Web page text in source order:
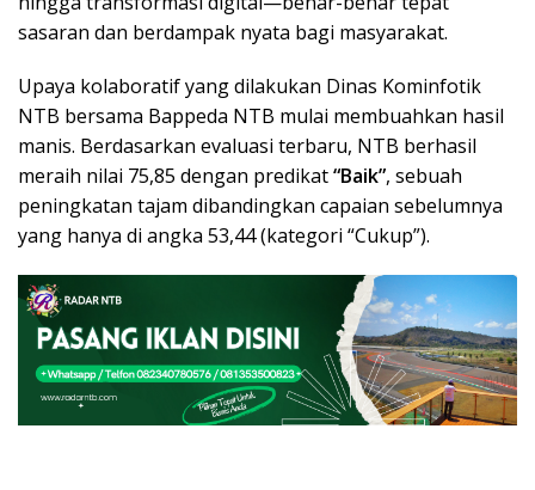
sasaran dan berdampak nyata bagi masyarakat.
Upaya kolaboratif yang dilakukan Dinas Kominfotik
NTB bersama Bappeda NTB mulai membuahkan hasil
manis. Berdasarkan evaluasi terbaru, NTB berhasil
meraih nilai 75,85 dengan predikat“Baik”, sebuah
peningkatan tajam dibandingkan capaian sebelumnya
yang hanya di angka 53,44 (kategori “Cukup”).